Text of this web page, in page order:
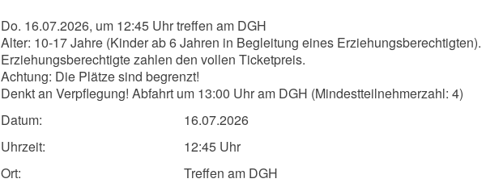
Do. 16.07.2026, um 12:45 Uhr treffen am DGH
Alter: 10-17 Jahre (Kinder ab 6 Jahren in Begleitung eines Erziehungsberechtigten).
Erziehungsberechtigte zahlen den vollen Ticketpreis.
Achtung: Die Plätze sind begrenzt!
Denkt an Verpflegung! Abfahrt um 13:00 Uhr am DGH (Mindestteilnehmerzahl: 4)
Datum:
16.07.2026
Uhrzeit:
12:45 Uhr
Ort:
Treffen am DGH